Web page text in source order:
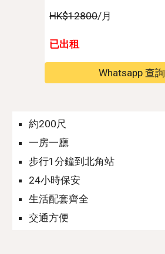
HK$12800/月
已出租
Whatsapp 查詢
約200尺
一房一廳
步行1分鐘到北角站
24小時保安
生活配套齊全
交通方便